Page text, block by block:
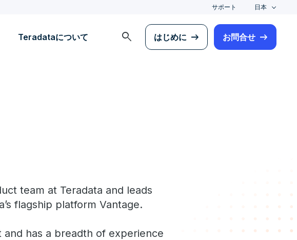
サポート 日本
Teradataについて search はじめに お問合せ
team at Teradata and leads
flagship platform Vantage.
and has a breadth of experience